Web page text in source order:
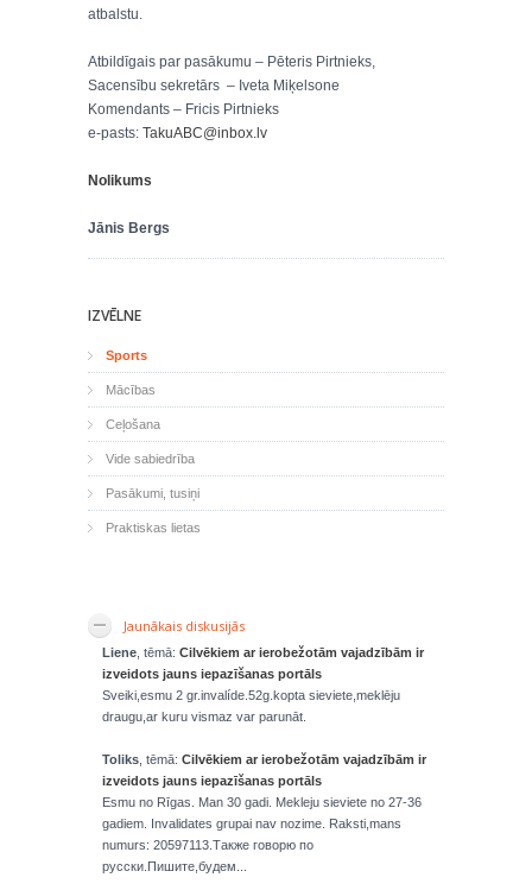
atbalstu.
Atbildīgais par pasākumu – Pēteris Pirtnieks,
Sacensību sekretārs – Iveta Miķelsone
Komendants – Fricis Pirtnieks
e-pasts: TakuABC@inbox.lv
Nolikums
Jānis Bergs
IZVĒLNE
Sports
Mācības
Ceļošana
Vide sabiedrība
Pasākumi, tusiņi
Praktiskas lietas
Jaunākais diskusijās
Liene , tēmā: Cilvēkiem ar ierobežotām vajadzībām ir
izveidots jauns iepazīšanas portāls
Sveiki,esmu 2 gr.invalíde.52g.kopta sieviete,meklēju
draugu,ar kuru vismaz var parunāt.
Toliks , tēmā: Cilvēkiem ar ierobežotām vajadzībām ir
izveidots jauns iepazīšanas portāls
Esmu no Rīgas. Man 30 gadi. Mekleju sieviete no 27-36
gadiem. Invalidates grupai nav nozime. Raksti,mans
numurs: 20597113.Также говорю по
русски.Пишите,будем...